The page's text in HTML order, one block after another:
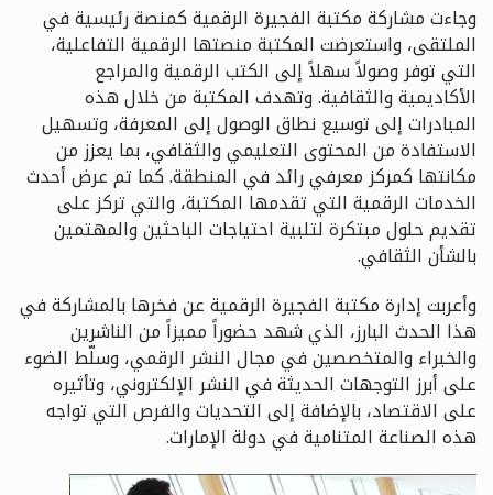
وجاءت مشاركة مكتبة الفجيرة الرقمية كمنصة رئيسية في
الملتقى، واستعرضت المكتبة منصتها الرقمية التفاعلية،
التي توفر وصولاً سهلاً إلى الكتب الرقمية والمراجع
الأكاديمية والثقافية. وتهدف المكتبة من خلال هذه
المبادرات إلى توسيع نطاق الوصول إلى المعرفة، وتسهيل
الاستفادة من المحتوى التعليمي والثقافي، بما يعزز من
مكانتها كمركز معرفي رائد في المنطقة. كما تم عرض أحدث
الخدمات الرقمية التي تقدمها المكتبة، والتي تركز على
تقديم حلول مبتكرة لتلبية احتياجات الباحثين والمهتمين
بالشأن الثقافي.
وأعربت إدارة مكتبة الفجيرة الرقمية عن فخرها بالمشاركة في
هذا الحدث البارز، الذي شهد حضوراً مميزاً من الناشرين
والخبراء والمتخصصين في مجال النشر الرقمي، وسلّط الضوء
على أبرز التوجهات الحديثة في النشر الإلكتروني، وتأثيره
على الاقتصاد، بالإضافة إلى التحديات والفرص التي تواجه
هذه الصناعة المتنامية في دولة الإمارات.